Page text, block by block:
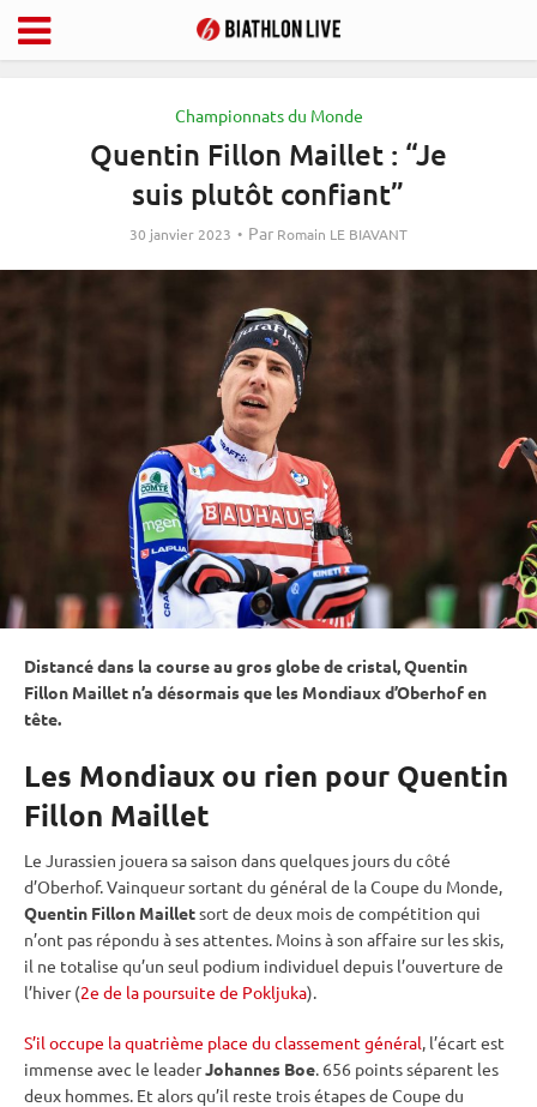
Championnats du Monde
Quentin Fillon Maillet : “Je
suis plutôt confiant”
30 janvier 2023 Par Romain LE BIAVANT
Distancé dans la course au grosglobe de cristal, Quentin
Fillon Maillet n’a désormais que les Mondiaux d’Oberhofen
tête.
Les Mondiaux ou rien pour Quentin
Fillon Maillet
Le Jurassien jouera sa saison dans quelques jours du côté
d’Oberhof. Vainqueur sortant du général de laCoupe du Monde,
Quentin Fillon Mailletsort de deux mois de compétition qui
n’ont pas répondu à ses attentes. Moins à son affaire sur les skis,
il ne totalise qu’un seul podium individuel depuis l’ouverture de
l’hiver (2e de la poursuite de Pokljuka).
S’il occupe la quatrième place du classement général, l’écart est
immense avec le leaderJohannes Boe. 656 points séparent les
deux hommes. Et alors qu’il reste trois étapes de Coupe du